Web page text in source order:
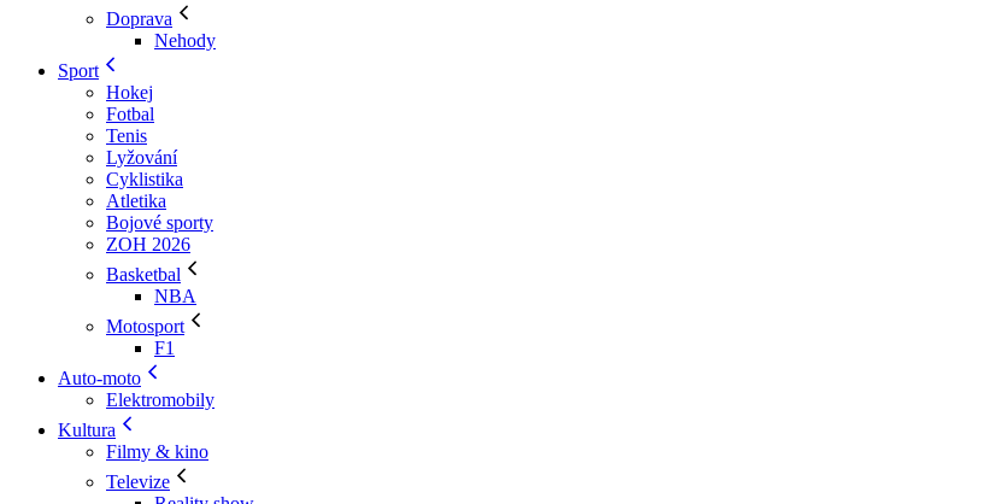
Doprava
Nehody
Sport
Hokej
Fotbal
Tenis
Lyžování
Cyklistika
Atletika
Bojové sporty
ZOH 2026
Basketbal
NBA
Motosport
F1
Auto-moto
Elektromobily
Kultura
Filmy & kino
Televize